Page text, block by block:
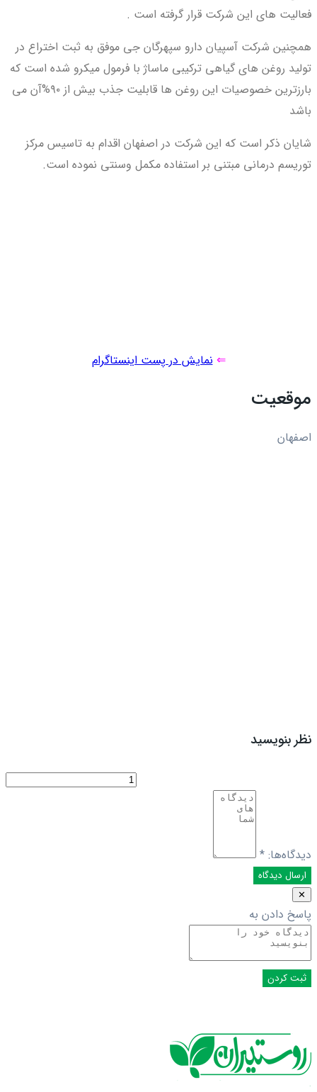
فعالیت های این شرکت قرار گرفته است .
همچنین شرکت آسپیان دارو سپهرگان جی موفق به ثبت اختراع در
تولید روغن های گیاهی ترکیبی ماساژ با فرمول میکرو شده است که
بارزترین خصوصیات این روغن ها قابلیت جذب بیش از ۹۰%آن می
باشد
شایان ذکر است که این شرکت در اصفهان اقدام به تاسیس مرکز
توریسم درمانی مبتنی بر استفاده مکمل وسنتی نموده است.
⇐نمایش در پست اینستاگرام
موقعیت
اصفهان
نظر بنویسید
دیدگاه‌ها: *
✕
پاسخ دادن به